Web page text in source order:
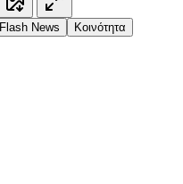
Flash News Κοινότητα